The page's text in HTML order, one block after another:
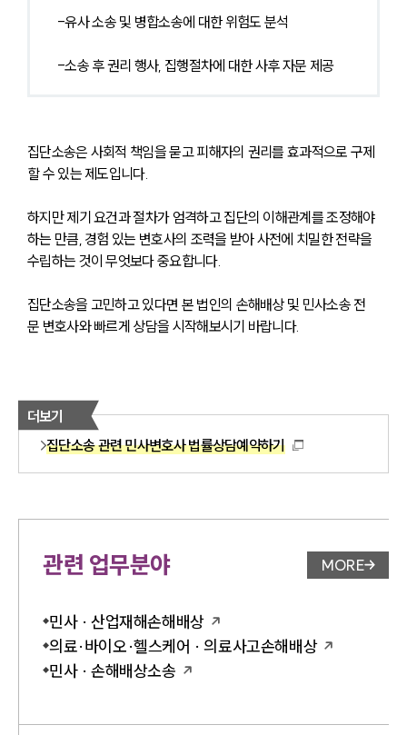
-유사 소송 및 병합소송에 대한 위험도 분석
-소송 후 권리 행사, 집행절차에 대한 사후 자문 제공
집단소송은 사회적 책임을 묻고 피해자의 권리를 효과적으로 구제
할 수 있는 제도입니다.
하지만 제기 요건과 절차가 엄격하고 집단의 이해관계를 조정해야
하는 만큼, 경험 있는 변호사의 조력을 받아 사전에 치밀한 전략을
수립하는 것이 무엇보다 중요합니다.
집단소송을 고민하고 있다면 본 법인의 손해배상 및 민사소송 전
문 변호사와 빠르게 상담을 시작해보시기 바랍니다.
더보기
집단소송 관련 민사변호사 법률상담예약하기
관련 업무분야 업무분야
MORE
민사 · 산업재해손해배상
의료·바이오·헬스케어 · 의료사고손해배상
민사 · 손해배상소송